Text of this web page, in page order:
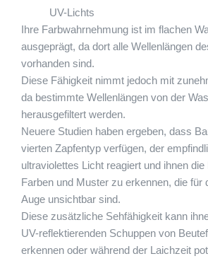
UV-Lichts
Ihre Farbwahrnehmung ist im flachen
ausgeprägt, da dort alle Wellenlängen
vorhanden sind.
Diese Fähigkeit nimmt jedoch mit
da bestimmte Wellenlängen von der
herausgefiltert werden.
Neuere Studien haben ergeben, dass
vierten Zapfentyp verfügen, der
ultraviolettes Licht reagiert und ihnen
Farben und Muster zu erkennen, die für
Auge unsichtbar sind.
Diese zusätzliche Sehfähigkeit kann
UV-reflektierenden Schuppen von
erkennen oder während der Laichzeit